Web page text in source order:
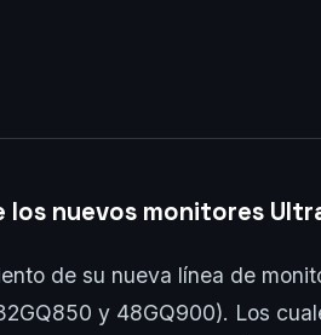
los nuevos monitores
de su nueva línea de
y 48GQ900). Los